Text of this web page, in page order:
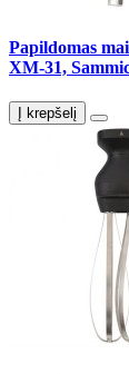
Papildomas
XM-31,
Į krepšelį